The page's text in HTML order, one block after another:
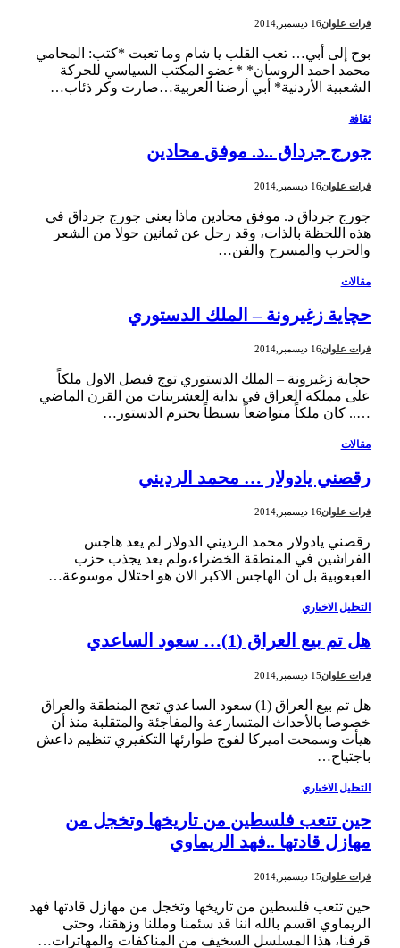
فرات علوان16 ديسمبر,2014
بوح إلى أبي… تعب القلب يا شام وما تعبت *كتب: المحامي
محمد احمد الروسان* *عضو المكتب السياسي للحركة
الشعبية الأردنية* أبي أرضنا العربية…صارت وكر ذئاب…
ثقافة
جورج جرداق ..د. موفق محادين
فرات علوان16 ديسمبر,2014
جورج جرداق د. موفق محادين ماذا يعني جورج جرداق في
هذه اللحظة بالذات، وقد رحل عن ثمانين حولا من الشعر
والحرب والمسرح والفن…
مقالات
حچاية زغيرونة – الملك الدستوري
فرات علوان16 ديسمبر,2014
حچاية زغيرونة – الملك الدستوري توج فيصل الاول ملكاً
على مملكة العراق في بداية العشرينات من القرن الماضي
….. كان ملكاً متواضعاً بسيطاً يحترم الدستور…
مقالات
رقصني يادولار … محمد الرديني
فرات علوان 16 ديسمبر,2014
رقصني يادولار محمد الرديني الدولار لم يعد هاجس
الفراشين في المنطقة الخضراء،ولم يعد يجذب حزب
العبعوبية بل ان الهاجس الاكبر الان هو احتلال موسوعة…
التحليل الاخباري
هل تم بيع العراق (1)… سعود الساعدي
فرات علوان15 ديسمبر,2014
هل تم بيع العراق (1) سعود الساعدي تعج المنطقة والعراق
خصوصا بالأحداث المتسارعة والمفاجئة والمتقلبة منذ أن
هيأت وسمحت اميركا لفوج طوارئها التكفيري تنظيم داعش
باجتياح…
التحليل الاخباري
حين تتعب فلسطين من تاريخها وتخجل من
مهازل قادتها ..فهد الريماوي
فرات علوان15 ديسمبر,2014
حين تتعب فلسطين من تاريخها وتخجل من مهازل قادتها فهد
الريماوي اقسم بالله اننا قد سئمنا ومللنا وزهقنا، وحتى
قرفنا، هذا المسلسل السخيف من المناكفات والمهاترات…